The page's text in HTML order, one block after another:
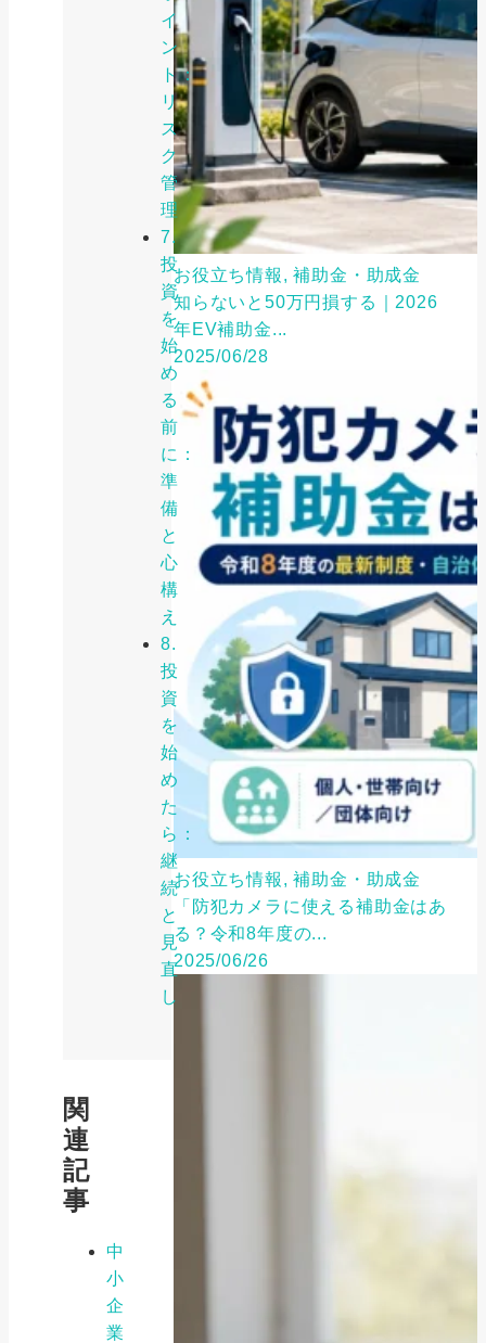
イ
ン
ト：
リ
ス
ク
管
理
7.
投
資
を
始
め
る
前
に：
準
備
と
心
構
え
8.
投
資
を
始
め
た
ら：
継
続
と
見
直
し
関
連
記
事
中
小
企
業
お役立ち情報, 補助金・助成金
知らないと50万円損する｜2026
年EV補助金...
2025/06/28
お役立ち情報, 補助金・助成金
「防犯カメラに使える補助金はあ
る？令和8年度の...
2025/06/26